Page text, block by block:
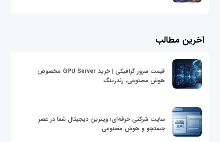
آخرین مطالب
قیمت سرور گرافیکی | خرید GPU Server مخصوص
هوش مصنوعی، رندرینگ
سایت شرکتی حرفه‌ای؛ ویترین دیجیتال شما در عصر
جستجو و هوش مصنوعی